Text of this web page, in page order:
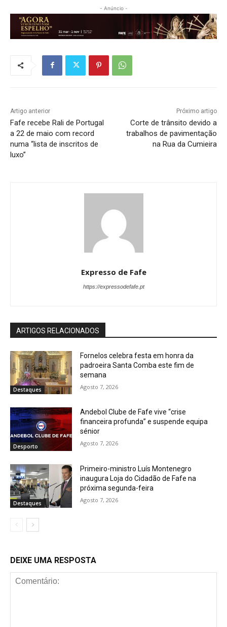
- Anúncio -
Artigo anterior
Fafe recebe Rali de Portugal
a 22 de maio com record
numa “lista de inscritos de
luxo”
Próximo artigo
Corte de trânsito devido a
trabalhos de pavimentação
na Rua da Cumieira
Expresso de Fafe
https://expressodefafe.pt
ARTIGOS RELACIONADOS
Destaques
Fornelos celebra festa em honra da
padroeira Santa Comba este fim de
semana
Agosto 7, 2026
Desporto
Andebol Clube de Fafe vive “crise
financeira profunda” e suspende equipa
sénior
Agosto 7, 2026
Destaques
Primeiro-ministro Luís Montenegro
inaugura Loja do Cidadão de Fafe na
próxima segunda-feira
Agosto 7, 2026
DEIXE UMA RESPOSTA